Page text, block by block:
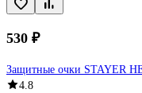
530 ₽
Защитные очки STAYER
4.8